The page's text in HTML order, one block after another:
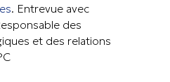
. Entrevue avec
des
et des relations